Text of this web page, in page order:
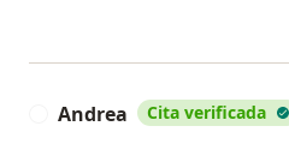
Andrea Cita verificada